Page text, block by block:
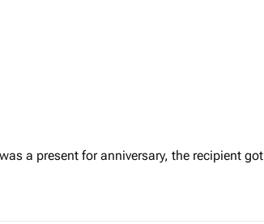
a present for anniversary, the recipient got